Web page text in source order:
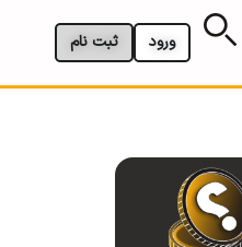
ثبت نام ورود